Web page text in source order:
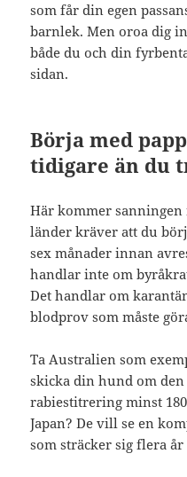
som får din egen
barnlek. Men oroa dig
både du och din
sidan.
Börja med
tidigare än du
Här kommer
länder kräver att du
sex månader innan
handlar inte om
Det handlar om
blodprov som måste
Ta Australien som
skicka din hund om
rabiestitrering minst
Japan? De vill se en
som sträcker sig flera